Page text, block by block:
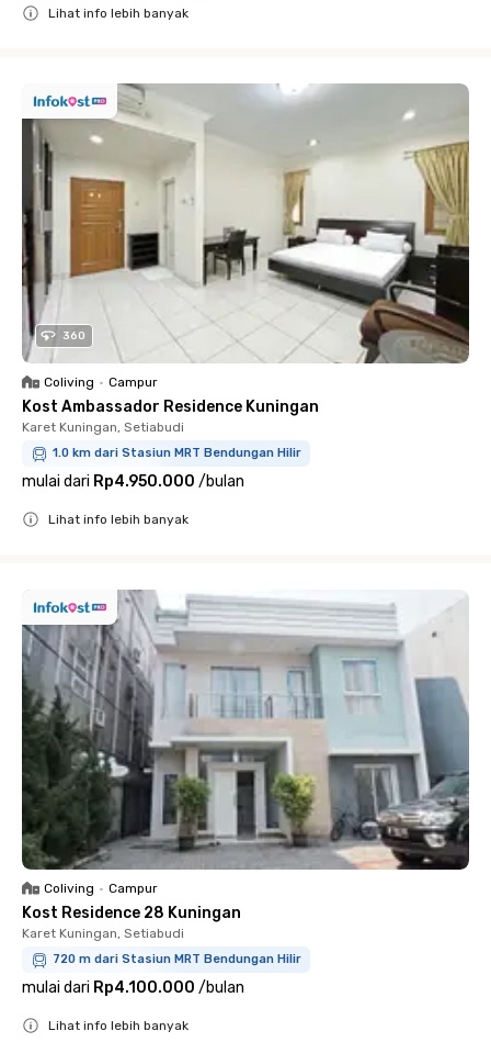
Lihat info lebih banyak
360
Coliving • Campur
Kost Ambassador Residence Kuningan
Karet Kuningan, Setiabudi
1.0 km dari Stasiun MRT Bendungan Hilir
mulai dari Rp4.950.000 /bulan
Lihat info lebih banyak
Coliving • Campur
Kost Residence 28 Kuningan
Karet Kuningan, Setiabudi
720 m dari Stasiun MRT Bendungan Hilir
mulai dari Rp4.100.000 /bulan
Lihat info lebih banyak